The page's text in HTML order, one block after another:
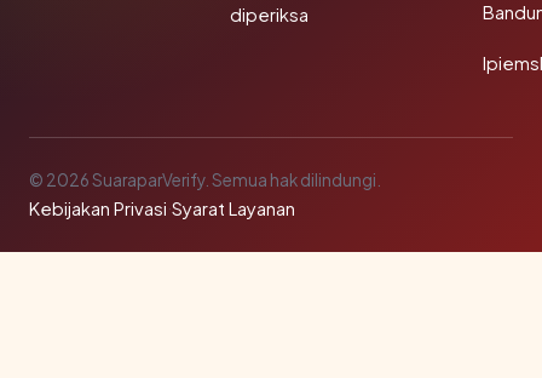
diperiksa
© 2026 SuaraparVerify. Semua hak dilindungi.
Kebijakan Privasi·Syarat Layanan